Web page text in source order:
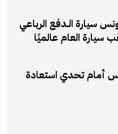
سيارة الـدفع الرباعي
أمام تحدي استعادة